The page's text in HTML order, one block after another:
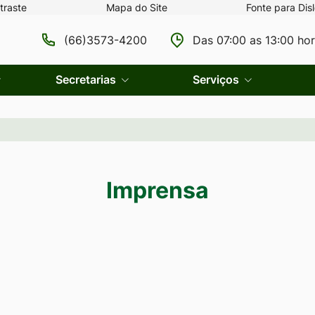
Mapa do Site Fonte para
(66)3573-4200 Das 07:00 as 13:00
Secretarias Serviços
Imprensa